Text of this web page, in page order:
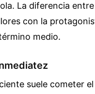
La diferencia
con la
medio.
suele cometer